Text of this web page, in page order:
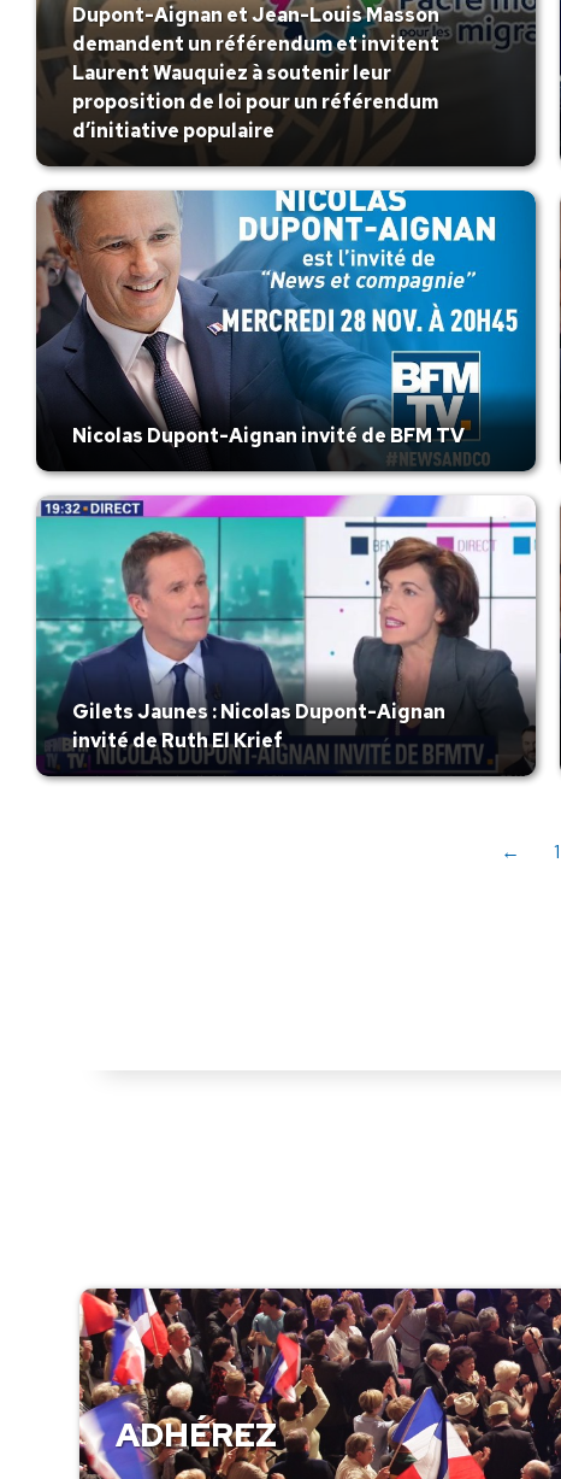
Dupont-Aignan et Jean-Louis Masson
demandent un référendum et invitent
Laurent Wauquiez à soutenir leur
proposition de loi pour un référendum
d’initiative populaire
Nicolas Dupont-Aignan invité de BFM TV
Gilets Jaunes : Nicolas Dupont-Aignan
invité de Ruth El Krief
← 1
ADHÉREZ